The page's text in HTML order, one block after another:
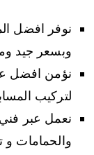
نوفر افضل
وبسعر جيد
نؤمن افضل
لتركيب
نعمل عبر
والحمامات و